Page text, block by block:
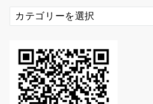
カ
テ